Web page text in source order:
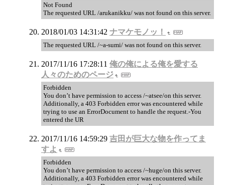
Not Found
The requested URL /arukanikku/ was not found on this server.
2018/01/03 14:31:42 ナマケモノッ！
The requested URL /~a-sumi/ was not found on this server.
2017/11/16 17:28:11 俺の俺による俺を愛する
人々のためのページ
Forbidden
You don’t have permission to access /~atsee/on this server.
Additionally, a 403 Forbidden error was encountered while
trying to use an ErrorDocument to handle the request.-You
entered the UR
2017/11/16 14:59:29 吉田が巨大な物を作ってま
すよ
Forbidden
You don’t have permission to access /~huge/on this server.
Additionally, a 403 Forbidden error was encountered while